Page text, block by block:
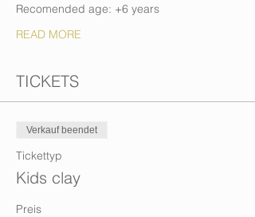
Recomended age: +6 years
READ MORE
TICKETS
Verkauf beendet
Tickettyp
Kids clay
Preis